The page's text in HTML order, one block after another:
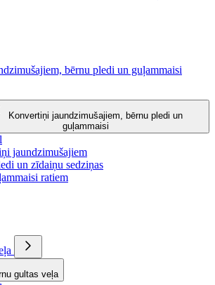
bērnu pledi un guļammaisi
Konvertiņi jaundzimušajiem, bērnu pledi un
guļammaisi
jaundzimušajiem
un zīdaiņu sedziņas
ratiem
gultas veļa